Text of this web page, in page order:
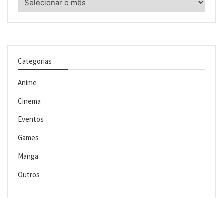
Categorias
Anime
Cinema
Eventos
Games
Manga
Outros